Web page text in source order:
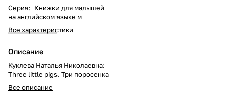
Серия: Книжки для малышей
на английском языке м
Все характеристики
Описание
Куклева Наталья Николаевна:
Three little pigs. Три поросенка
Все описание